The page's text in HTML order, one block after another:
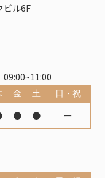
ビル6F
金 土 日・祝
● ● ー